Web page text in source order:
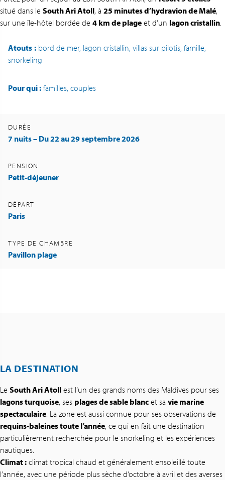
situé dans le South Ari Atoll, à 25 minutes d’hydravion de Malé,
sur une île-hôtel bordée de 4 km de plage et d’un lagon cristallin
Atouts : bord de mer, lagon cristallin, villas sur pilotis, famille,
snorkeling
Pour qui : familles, couples
DURÉE
7 nuits – Du 22 au 29 septembre 2026
PENSION
Petit-déjeuner
DÉPART
Paris
TYPE DE CHAMBRE
Pavillon plage
LA DESTINATION
Le South Ari Atoll est l’un des grands noms des Maldives pour ses
lagons turquoise, ses plages de sable blanc et sa vie marine
spectaculaire. La zone est aussi connue pour ses observations de
requins-baleines toute l’année, ce qui en fait une destination
particulièrement recherchée pour le snorkeling et les expériences
nautiques.
Climat : climat tropical chaud et généralement ensoleillé toute
l’année, avec une période plus sèche d’octobre à avril et des averses